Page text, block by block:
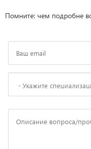
Помните: чем подробне